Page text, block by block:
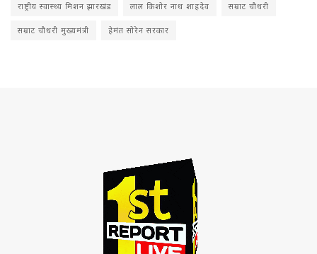
राष्ट्रीय स्वास्थ्य मिशन झारखंड लाल किशोर नाथ शाहदेव सम्राट चौधरी
सम्राट चौधरी मुख्यमंत्री हेमंत सोरेन सरकार